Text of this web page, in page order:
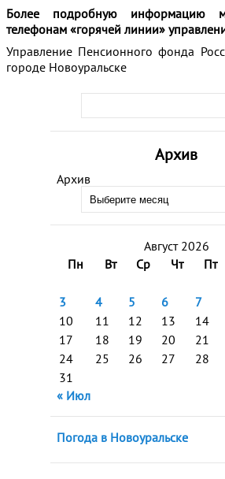
Архив
Архив
Август 2026
Пн
Вт Ср Чт Пт
3
4 5 6 7
10
11 12 13 14
17
18 19 20 21
24
25 26 27 28
31
« Июл
Погода в Новоуральске
Более подробную информацию
телефонам «горячей линии» у
Управление Пенсионного фонда
городе Новоуральске